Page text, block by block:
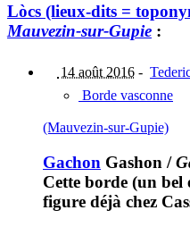
Lòcs (lieux-dits =
Mauvezin-sur-Gupie :
14 août 2016 -
Borde vasconne
(Mauvezin-sur-Gupie)
Gachon Gashon /
Cette borde (un bel
figure déjà chez